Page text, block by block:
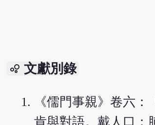
bubble_chart 文獻別錄
《儒門事親》卷六
肯與對語。戴人口：